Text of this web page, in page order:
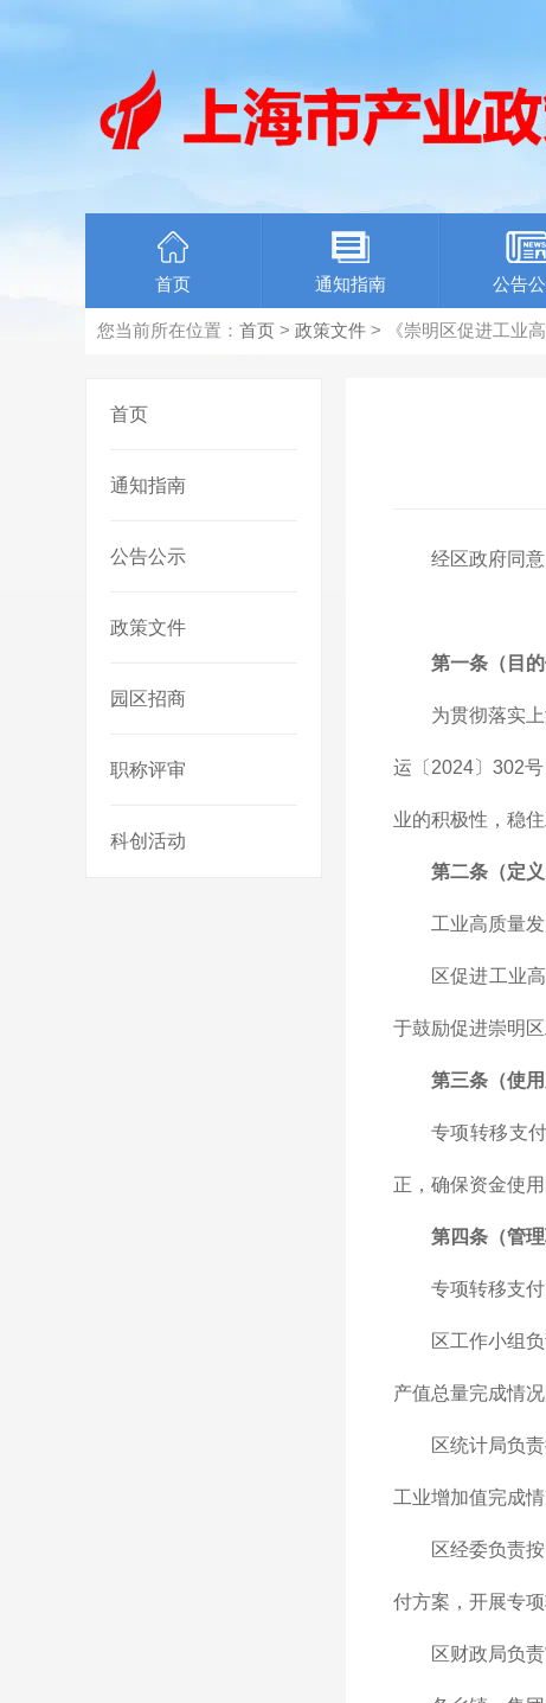
首页 通知指南 公告
您当前所在位置： 首页 > 政策文件 > 《崇明区促进工业
首页
通知指南
公告公示
政策文件
园区招商
职称评审
科创活动
经区政府同
第一条（目的
为贯彻落实
运〔2024〕302
业的积极性，稳
第二条（定义
工业高质量
区促进工业
于鼓励促进崇明
第三条（使用
专项转移支
正，确保资金使
第四条（管理
专项转移支
区工作小组
产值总量完成情
区统计局负
工业增加值完成情
区经委负责
付方案，开展专
区财政局负